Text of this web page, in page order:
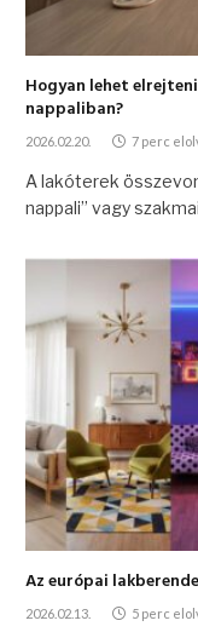
Hogyan lehet
nappaliban?
2026.02.20. 7 perc
A lakóterek
nappali” vagy
Az európai
2026.02.13. 5 perc